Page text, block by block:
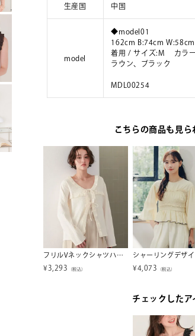
生産国 中国
model
◆model01
162cm B:74cm
着用 / サイズ:M カラー
ラウン、ブラック
MDL00254
こちらの商品も見ら
フリルVネックシャツハオリ
¥ 3,293 （税込） ¥4,073 （税込）
チェックしたア